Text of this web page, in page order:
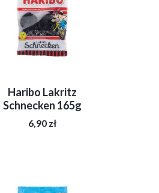
Haribo Lakritz
Schnecken 165g
6,90 zł